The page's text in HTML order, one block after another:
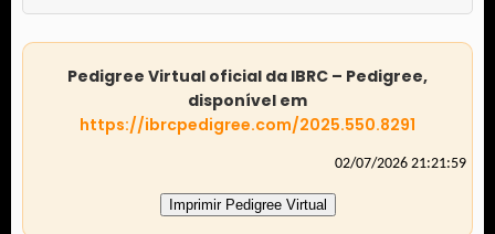
Pedigree Virtual oficial da IBRC – Pedigree,
disponível em
https://ibrcpedigree.com/2025.550.8291
02/07/2026 21:21:59
Imprimir Pedigree Virtual